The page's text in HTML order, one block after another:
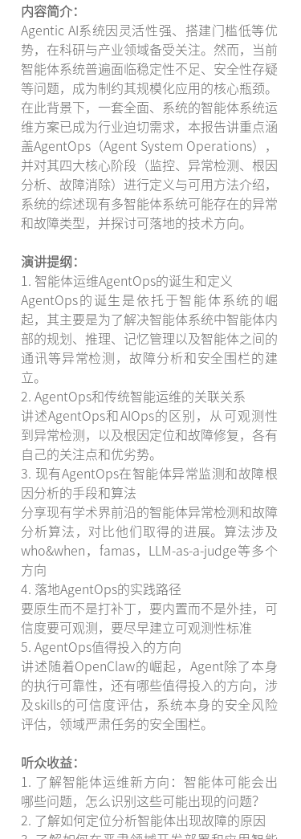
内容简介：
Agentic AI系统因灵活性强、搭建门槛低等优
势，在科研与产业领域备受关注。然而，当前
智能体系统普遍面临稳定性不足、安全性存疑
等问题，成为制约其规模化应用的核心瓶颈。
在此背景下，一套全面、系统的智能体系统运
维方案已成为行业迫切需求，本报告讲重点涵
盖AgentOps（Agent System Operations），
并对其四大核心阶段（监控、异常检测、根因
分析、故障消除）进行定义与可用方法介绍，
系统的综述现有多智能体系统可能存在的异常
和故障类型，并探讨可落地的技术方向。
演讲提纲：
1. 智能体运维AgentOps的诞生和定义
AgentOps的诞生是依托于智能体系统的崛
起，其主要是为了解决智能体系统中智能体内
部的规划、推理、记忆管理以及智能体之间的
通讯等异常检测，故障分析和安全围栏的建
立。
2. AgentOps和传统智能运维的关联关系
讲述AgentOps和AIOps的区别，从可观测性
到异常检测，以及根因定位和故障修复，各有
自己的关注点和优劣势。
3. 现有AgentOps在智能体异常监测和故障根
因分析的手段和算法
分享现有学术界前沿的智能体异常检测和故障
分析算法，对比他们取得的进展。算法涉及
who&when，famas，LLM-as-a-judge等多个
方向
4. 落地AgentOps的实践路径
要原生而不是打补丁，要内置而不是外挂，可
信度要可观测，要尽早建立可观测性标准
5. AgentOps值得投入的方向
讲述随着OpenClaw的崛起，Agent除了本身
的执行可靠性，还有哪些值得投入的方向，涉
及skills的可信度评估，系统本身的安全风险
评估，领域严肃任务的安全围栏。
听众收益：
1. 了解智能体运维新方向：智能体可能会出
哪些问题，怎么识别这些可能出现的问题？
2. 了解如何定位分析智能体出现故障的原因